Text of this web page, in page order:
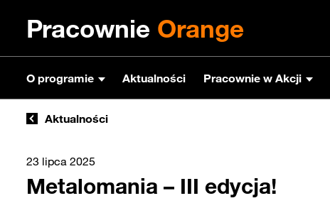
Pracownie Orange
O programie Aktualności Pracownie w Akcji
Aktualności
23 lipca 2025
Metalomania – III edycja!